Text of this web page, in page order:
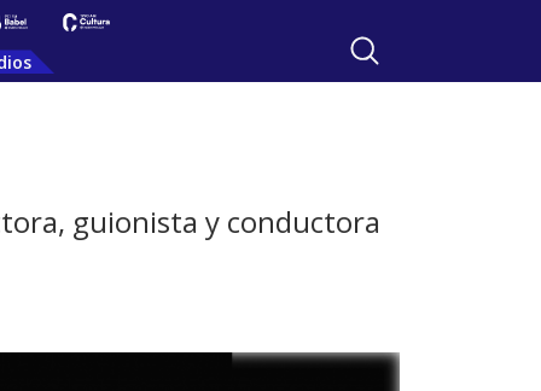
guionista y conductora